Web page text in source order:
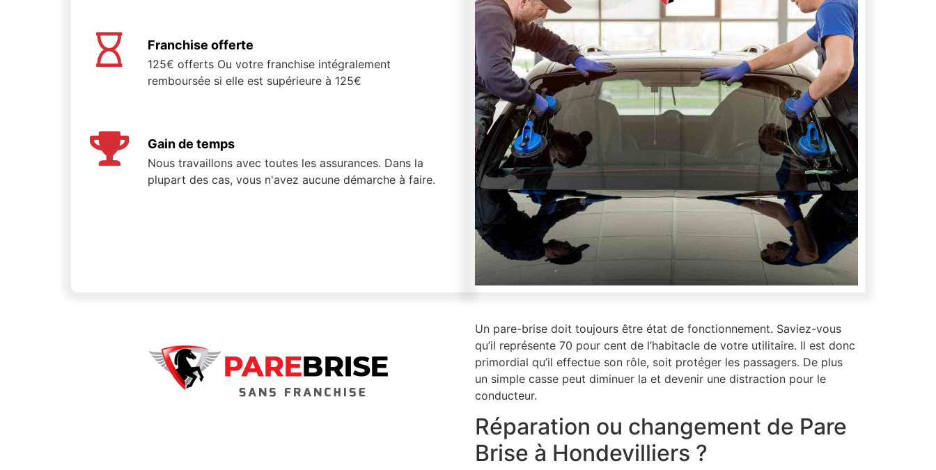
Franchise offerte
125€ offerts Ou votre franchise intégralement
remboursée si elle est supérieure à 125€
Gain de temps
Nous travaillons avec toutes les assurances. Dans la
plupart des cas, vous n'avez aucune démarche à faire.
Un pare-brise doit toujours être état de fonctionnement. Saviez-vous
qu’il représente 70 pour cent de l’habitacle de votre utilitaire. Il est donc
primordial qu’il effectue son rôle, soit protéger les passagers. De plus
un simple casse peut diminuer la et devenir une distraction pour le
conducteur.
Réparation ou changement de Pare
Brise à Hondevilliers ?